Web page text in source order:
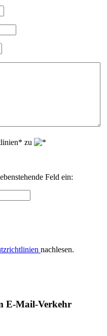
zu
Feld ein:
nachlesen.
E-Mail-Verkehr